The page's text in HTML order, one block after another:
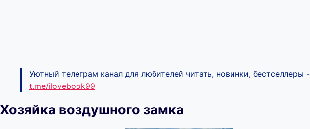
Уютный телеграм канал для любителей читать, новинки, бестселлеры -
t.me/ilovebook99
Хозяйка воздушного замка